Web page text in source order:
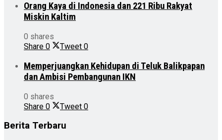
Orang Kaya di Indonesia dan 221 Ribu Rakyat
Miskin Kaltim
0 shares
Share 0 Tweet 0
Memperjuangkan Kehidupan di Teluk Balikpapan
dan Ambisi Pembangunan IKN
0 shares
Share 0 Tweet 0
Berita Terbaru